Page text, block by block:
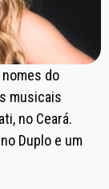
do
musicais
no Ceará.
Duplo e um